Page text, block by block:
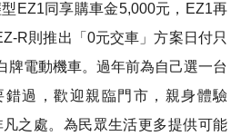
EZ1同享購車金5,000元，EZ1再
R則推出「0元交車」方案日付只
牌電動機車。過年前為自己選一台
過，歡迎親臨門市，親身體驗
之處。為民眾生活更多提供可能